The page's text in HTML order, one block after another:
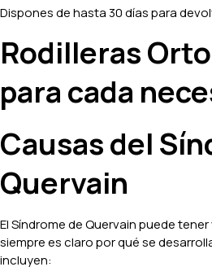
Dispones de hasta 30 días para
Rodilleras
para cada
Causas del
Quervain
El Síndrome de Quervain puede
siempre es claro por qué se
incluyen: